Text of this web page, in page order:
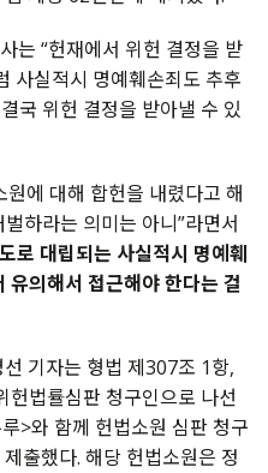
는 “헌재에서 위헌 결정을 받
사실적시 명예훼손죄도 추후
국 위헌 결정을 받아낼 수 있
에 대해 합헌을 내렸다고 해
하라는 의미는 아니”라면서
로 대립되는 사실적시 명예훼
의해서 접근해야 한다는 걸
기자는 형법 제307조 1항,
법률심판 청구인으로 나선
>와 함께 헌법소원 심판 청구
출했다. 해당 헌법소원은 정